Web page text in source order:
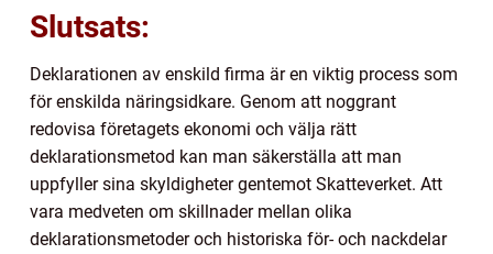
Slutsats:
Deklarationen av enskild firma är en viktig process som
för enskilda näringsidkare. Genom att noggrant
redovisa företagets ekonomi och välja rätt
deklarationsmetod kan man säkerställa att man
uppfyller sina skyldigheter gentemot Skatteverket. Att
vara medveten om skillnader mellan olika
deklarationsmetoder och historiska för- och nackdelar